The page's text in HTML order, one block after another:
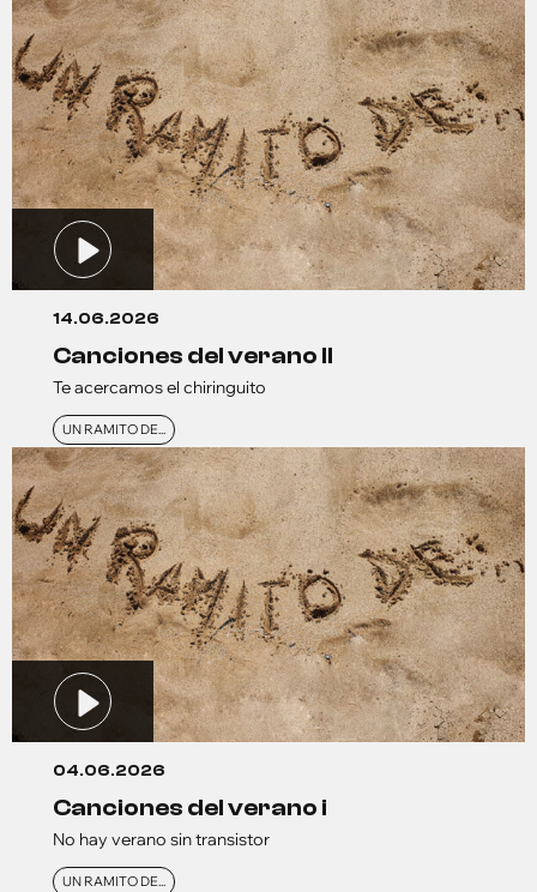
14.06.2026
canciones del verano ll
Te acercamos el chiringuito
UN RAMITO DE...
04.06.2026
canciones del verano i
No hay verano sin transistor
UN RAMITO DE...